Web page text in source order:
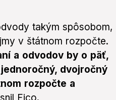
takým spôsobom,
v štátnom rozpočte.
a odvodov by o päť,
dvojročný
rozpočte a